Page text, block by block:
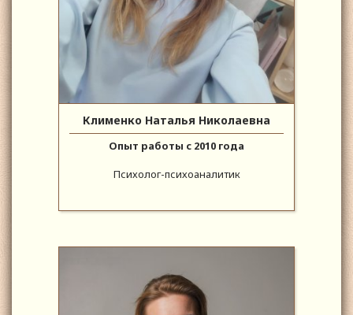
Клименко Наталья Николаевна
Опыт работы с 2010 года
Психолог-психоаналитик